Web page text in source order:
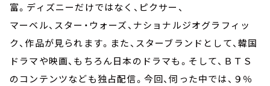
富。ディズニーだけではなく、ピクサー、
マーベル、スター・ウォーズ、ナショナルジオグラフィッ
ク、作品が見られます。また、スターブランドとして、韓国
ドラマや映画、もちろん日本のドラマも。そして、ＢＴＳ
のコンテンツなども独占配信。今回、伺った中では、９％